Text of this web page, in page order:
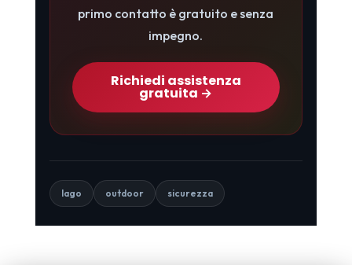
primo contatto è gratuito e senza
impegno.
Richiedi assistenza
gratuita →
lago outdoor sicurezza